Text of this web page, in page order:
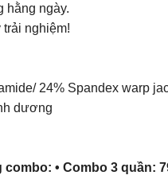
hằng ngày.
nghiệm!
24% Spandex warp
dương
combo: • Combo 3 quần: